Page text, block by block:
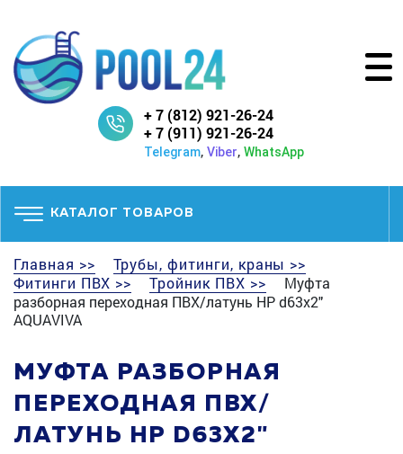
+ 7 (812) 921-26-24
+ 7 (911) 921-26-24
Telegram, Viber, WhatsApp
КАТАЛОГ ТОВАРОВ
Главная >>
Трубы, фитинги, краны >>
Фитинги ПВХ >>
Тройник ПВХ >>
Муфта
разборная переходная ПВХ/латунь НР d63x2"
AQUAVIVA
МУФТА РАЗБОРНАЯ
ПЕРЕХОДНАЯ ПВХ/
ЛАТУНЬ НР D63X2"